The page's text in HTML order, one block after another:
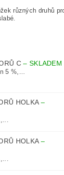
různých druhů
C– SKLADEM
5 %,...
HOLKA –
HOLKA –